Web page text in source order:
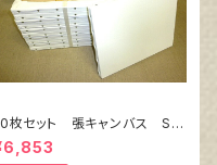
枚セット 張キャンバス Sn
SPC（綿・ポリエステ
）F4 333㎜×242㎜